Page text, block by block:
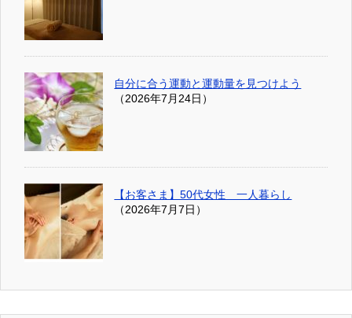
自分に合う運動と運動量を見つけよう
（2026年7月24日）
【お客さま】50代女性 一人暮らし
（2026年7月7日）